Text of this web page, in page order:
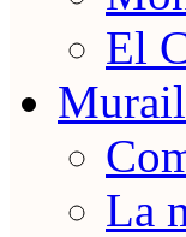
El
La